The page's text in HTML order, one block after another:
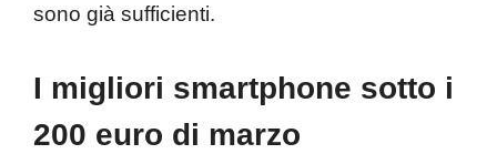
sono già sufficienti.
I migliori smartphone sotto i
200 euro di marzo